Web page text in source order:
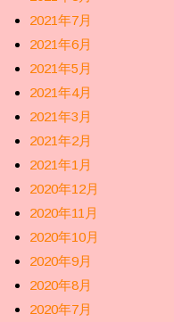
2021年7月
2021年6月
2021年5月
2021年4月
2021年3月
2021年2月
2021年1月
2020年12月
2020年11月
2020年10月
2020年9月
2020年8月
2020年7月